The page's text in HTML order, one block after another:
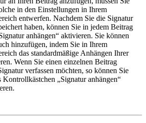
in den Einstellungen in Ihrem
entwerfen. Nachdem Sie die Signatur
haben, können Sie in jedem Beitrag
anhängen“ aktivieren. Sie können
hinzufügen, indem Sie in Ihrem
das standardmäßige Anhängen Ihrer
Wenn Sie einen einzelnen Beitrag
verfassen möchten, so können Sie
Kontrollkästchen „Signatur anhängen“